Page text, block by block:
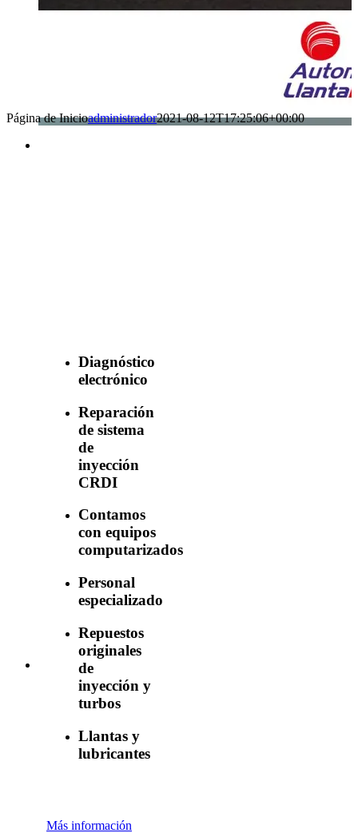
Página de Inicioadministrador2021-08-12T17:25:06+00:00
Diagnóstico
electrónico
Reparación
de sistema
de
inyección
CRDI
Contamos
con equipos
computarizados
Personal
especializado
Repuestos
originales
de
inyección y
turbos
Llantas y
lubricantes
Más información